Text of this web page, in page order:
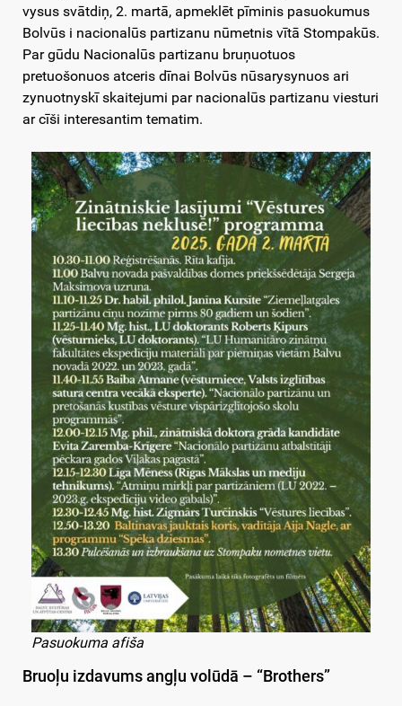
vysus svātdiņ, 2. martā, apmeklēt pīminis pasuokumus
Bolvūs i nacionalūs partizanu nūmetnis vītā Stompakūs.
Par gūdu Nacionalūs partizanu bruņuotuos
pretuošonuos atceris dīnai Bolvūs nūsarysynuos ari
zynuotnyskī skaitejumi par nacionalūs partizanu viesturi
ar cīši interesantim tematim.
Pasuokuma afiša
Bruoļu izdavums angļu volūdā – “Brothers”